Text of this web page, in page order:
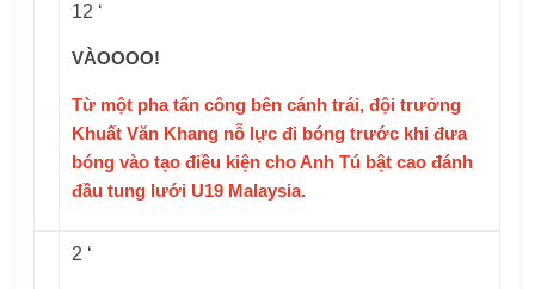
12 ‘
VÀOOOO!
Từ một pha tấn công bên cánh trái, đội trưởng
Khuất Văn Khang nỗ lực đi bóng trước khi đưa
bóng vào tạo điều kiện cho Anh Tú bật cao đánh
đầu tung lưới U19 Malaysia.
2 ‘